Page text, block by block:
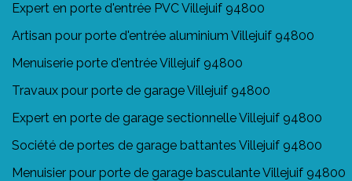
Expert en porte d'entrée PVC Villejuif 94800
Artisan pour porte d'entrée aluminium Villejuif 94800
Menuiserie porte d'entrée Villejuif 94800
Travaux pour porte de garage Villejuif 94800
Expert en porte de garage sectionnelle Villejuif 94800
Société de portes de garage battantes Villejuif 94800
Menuisier pour porte de garage basculante Villejuif 94800